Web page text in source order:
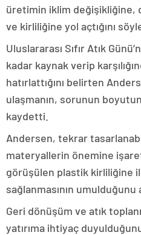
üretimin iklim değişikliğine,
ve kirliliğine yol açtığını
Uluslararası Sıfır Atık
kadar kaynak verip
hatırlattığını belirten
ulaşmanın, sorunun
kaydetti.
Andersen, tekrar
materyallerin önemine
görüşülen plastik kirliliğine
sağlanmasının umulduğunu
Geri dönüşüm ve atık
yatırıma ihtiyaç